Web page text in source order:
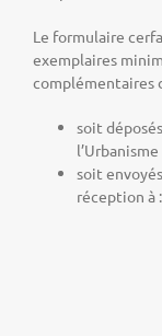
Le formulaire
exemplaires
complémentaires
soit
l’Urbanisme
soit
réception à :